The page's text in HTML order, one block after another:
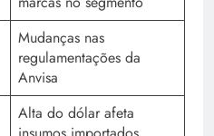
Mudanças nas
regulamentações da
Anvisa
Alta do dólar afeta